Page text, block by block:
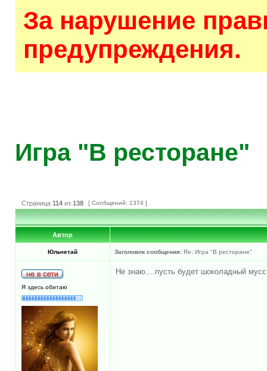
За нарушение
предупреждения.
Игра "В ресторане"
Страница 114 из 138 [ Сообщений: 1374 ]
Автор
Юльчетай Заголовок сообщения: Re: Игра "В ресторане"
Я здесь обитаю
Не знаю....пусть будет шоколадный